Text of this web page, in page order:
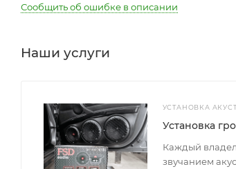
Сообщить об ошибке в описании
Наши услуги
УСТАНОВКА
Установка
Каждый
звучанием